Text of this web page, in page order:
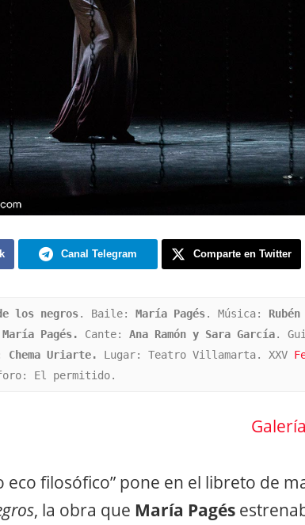
Canal Telegram Comparte en Twitter
los negros. Baile: María Pagés. Música:
Pagés.
Cante: Ana Ramón y Sara García.
Chema Uriarte. Lugar: Teatro Villamarta. XXV
El permitido.
eco filosófico” pone en el libreto de
, la obra que María Pagés